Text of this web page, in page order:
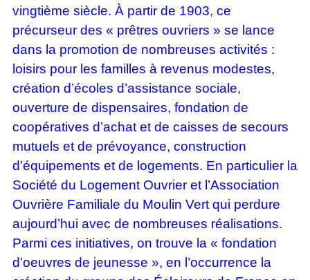
vingtième siècle. À partir de 1903, ce
précurseur des « prêtres ouvriers » se lance
dans la promotion de nombreuses activités :
loisirs pour les familles à revenus modestes,
création d’écoles d’assistance sociale,
ouverture de dispensaires, fondation de
coopératives d’achat et de caisses de secours
mutuels et de prévoyance, construction
d’équipements et de logements. En particulier la
Société du Logement Ouvrier et l’Association
Ouvrière Familiale du Moulin Vert qui perdure
aujourd’hui avec de nombreuses réalisations.
Parmi ces initiatives, on trouve la « fondation
d’oeuvres de jeunesse », en l’occurrence la